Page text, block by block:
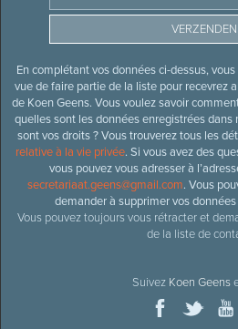
En complétant vos données ci-dessus,
vue de faire partie de la liste pour recevrez
de Koen Geens. Vous voulez savoir
quelles sont les données enregistrées
sont vos droits ? Vous trouverez tous les
relative à la vie privée. Si vous avez des
vous pouvez vous adresser à
secretariaat.geens@gmail.com. Vous
demander à supprimer vos
Vous pouvez toujours vous rétracter et
de la liste de
Suivez Koen Geens